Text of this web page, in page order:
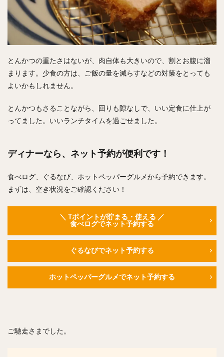
とんかつの重たさはないが、肉自体も大きいので、割とお腹に溜
まります。少食の方は、ご飯の量を減らすなどの対策をとっても
よいかもしれません。
とんかつもさることながら、回りも隙なしで、いい定食に仕上が
ってました。いいランチタイムを過ごせました。
ディナーなら、ネット予約が便利です！
食べログ、ぐるなび、ホットペッパーグルメから予約できます。
まずは、空き状況をご確認ください！
＼ Tポイントが貯まる・使える ／
食べログでネット予約する
ぐるなびでネット予約する
ホットペッパーグルメでネット予約する
ご馳走さまでした。